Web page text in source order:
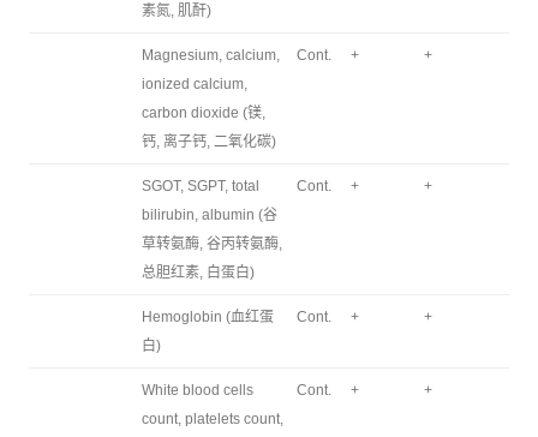
素氮, 肌酐)
Magnesium, calcium,
ionized calcium,
carbon dioxide (镁,
钙, 离子钙, 二氧化碳)
Cont. + +
SGOT, SGPT, total
bilirubin, albumin (谷
草转氨酶, 谷丙转氨酶,
总胆红素, 白蛋白)
Cont. + +
Hemoglobin (血红蛋
白)
Cont. + +
White blood cells
count, platelets count,
Cont. + +